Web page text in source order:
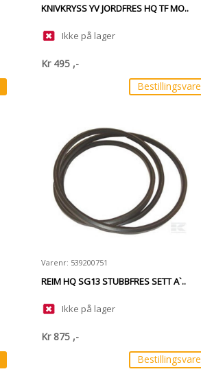
KNIVKRYSS YV JORDFRES HQ TF MO..
Ikke på lager
Kr 495 ,-
Bestillingsvare
Varenr: 539200751
REIM HQ SG13 STUBBFRES SETT A`..
Ikke på lager
Kr 875 ,-
Bestillingsvare